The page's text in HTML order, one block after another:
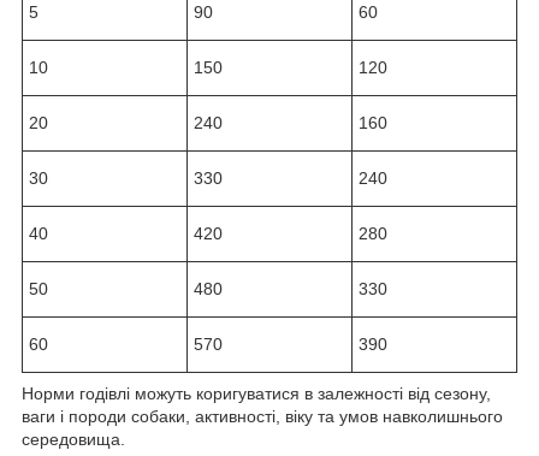
5 90 60
10 150 120
20 240 160
30 330 240
40 420 280
50 480 330
60 570 390
Норми годівлі можуть коригуватися в залежності від сезону,
ваги і породи собаки, активності, віку та умов навколишнього
середовища.